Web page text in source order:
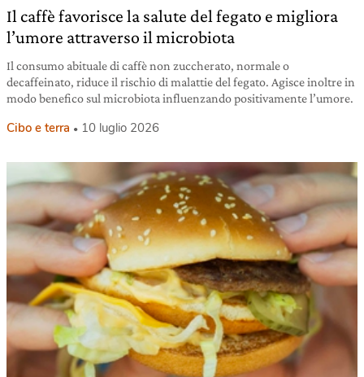
Il caffè favorisce la salute del fegato e migliora
l’umore attraverso il microbiota
Il consumo abituale di caffè non zuccherato, normale o
decaffeinato, riduce il rischio di malattie del fegato. Agisce inoltre in
modo benefico sul microbiota influenzando positivamente l’umore.
Cibo e terra 10 luglio 2026